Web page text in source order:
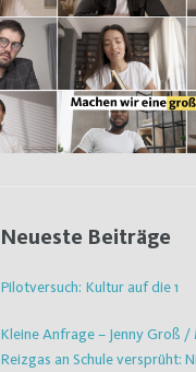
Neueste Beiträge
Pilotversuch: Kultur auf die 1
Kleine Anfrage – Jenny Groß /
Reizgas an Schule versprüht: